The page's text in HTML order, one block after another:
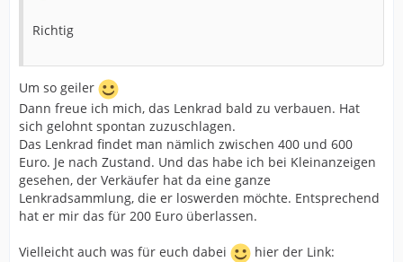
Richtig
Um so geiler
Dann freue ich mich, das Lenkrad bald zu verbauen. Hat
sich gelohnt spontan zuzuschlagen.
Das Lenkrad findet man nämlich zwischen 400 und 600
Euro. Je nach Zustand. Und das habe ich bei Kleinanzeigen
gesehen, der Verkäufer hat da eine ganze
Lenkradsammlung, die er loswerden möchte. Entsprechend
hat er mir das für 200 Euro überlassen.
Vielleicht auch was für euch dabei
hier der Link: